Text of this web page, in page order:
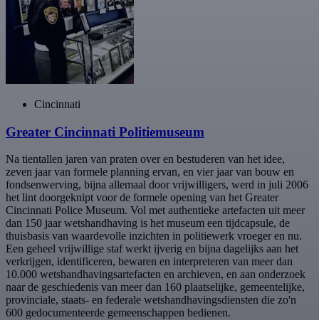
Cincinnati
Greater Cincinnati Politiemuseum
Na tientallen jaren van praten over en bestuderen van het idee,
zeven jaar van formele planning ervan, en vier jaar van bouw en
fondsenwerving, bijna allemaal door vrijwilligers, werd in juli 2006
het lint doorgeknipt voor de formele opening van het Greater
Cincinnati Police Museum. Vol met authentieke artefacten uit meer
dan 150 jaar wetshandhaving is het museum een tijdcapsule, de
thuisbasis van waardevolle inzichten in politiewerk vroeger en nu.
Een geheel vrijwillige staf werkt ijverig en bijna dagelijks aan het
verkrijgen, identificeren, bewaren en interpreteren van meer dan
10.000 wetshandhavingsartefacten en archieven, en aan onderzoek
naar de geschiedenis van meer dan 160 plaatselijke, gemeentelijke,
provinciale, staats- en federale wetshandhavingsdiensten die zo'n
600 gedocumenteerde gemeenschappen bedienen.